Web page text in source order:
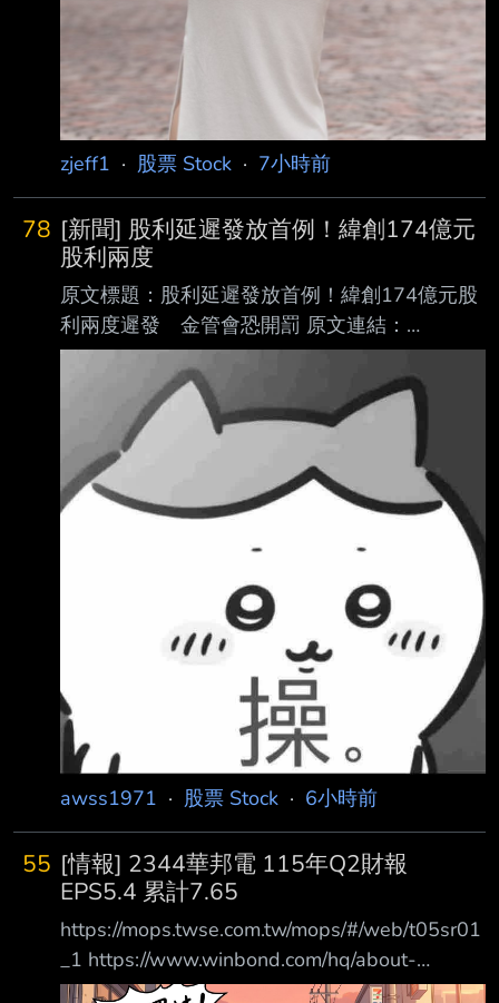
zjeff1 · 股票 Stock · 7小時前
78 [新聞] 股利延遲發放首例！緯創174億元
股利兩度
原文標題：股利延遲發放首例！緯創174億元股
利兩度遲發 金管會恐開罰 原文連結：
https://reurl.cc/5X8l7M 發布時間：2026/08/06
17:40 記者署名：記者 許麗珍 綜合報導 原文內
容： 【記者許麗珍／台北報導】緯創（3231）
高達174億元股利兩度遲發引發市場軒然大波及
股東不滿。金管會今表示經查緯創雖已於今發放
股利完畢，但有股東反映緯創「重訊發布 時間
不夠即時，內容恐有錯」等，將請證交所及台灣
以新台幣3萬元至50萬元違約金，情節嚴
awss1971 · 股票 Stock · 6小時前
55 [情報] 2344華邦電 115年Q2財報
EPS5.4 累計7.65
https://mops.twse.com.tw/mops/#/web/t05sr01
_1 https://www.winbond.com/hq/about-
winbond/investor/investor-conference/ ?